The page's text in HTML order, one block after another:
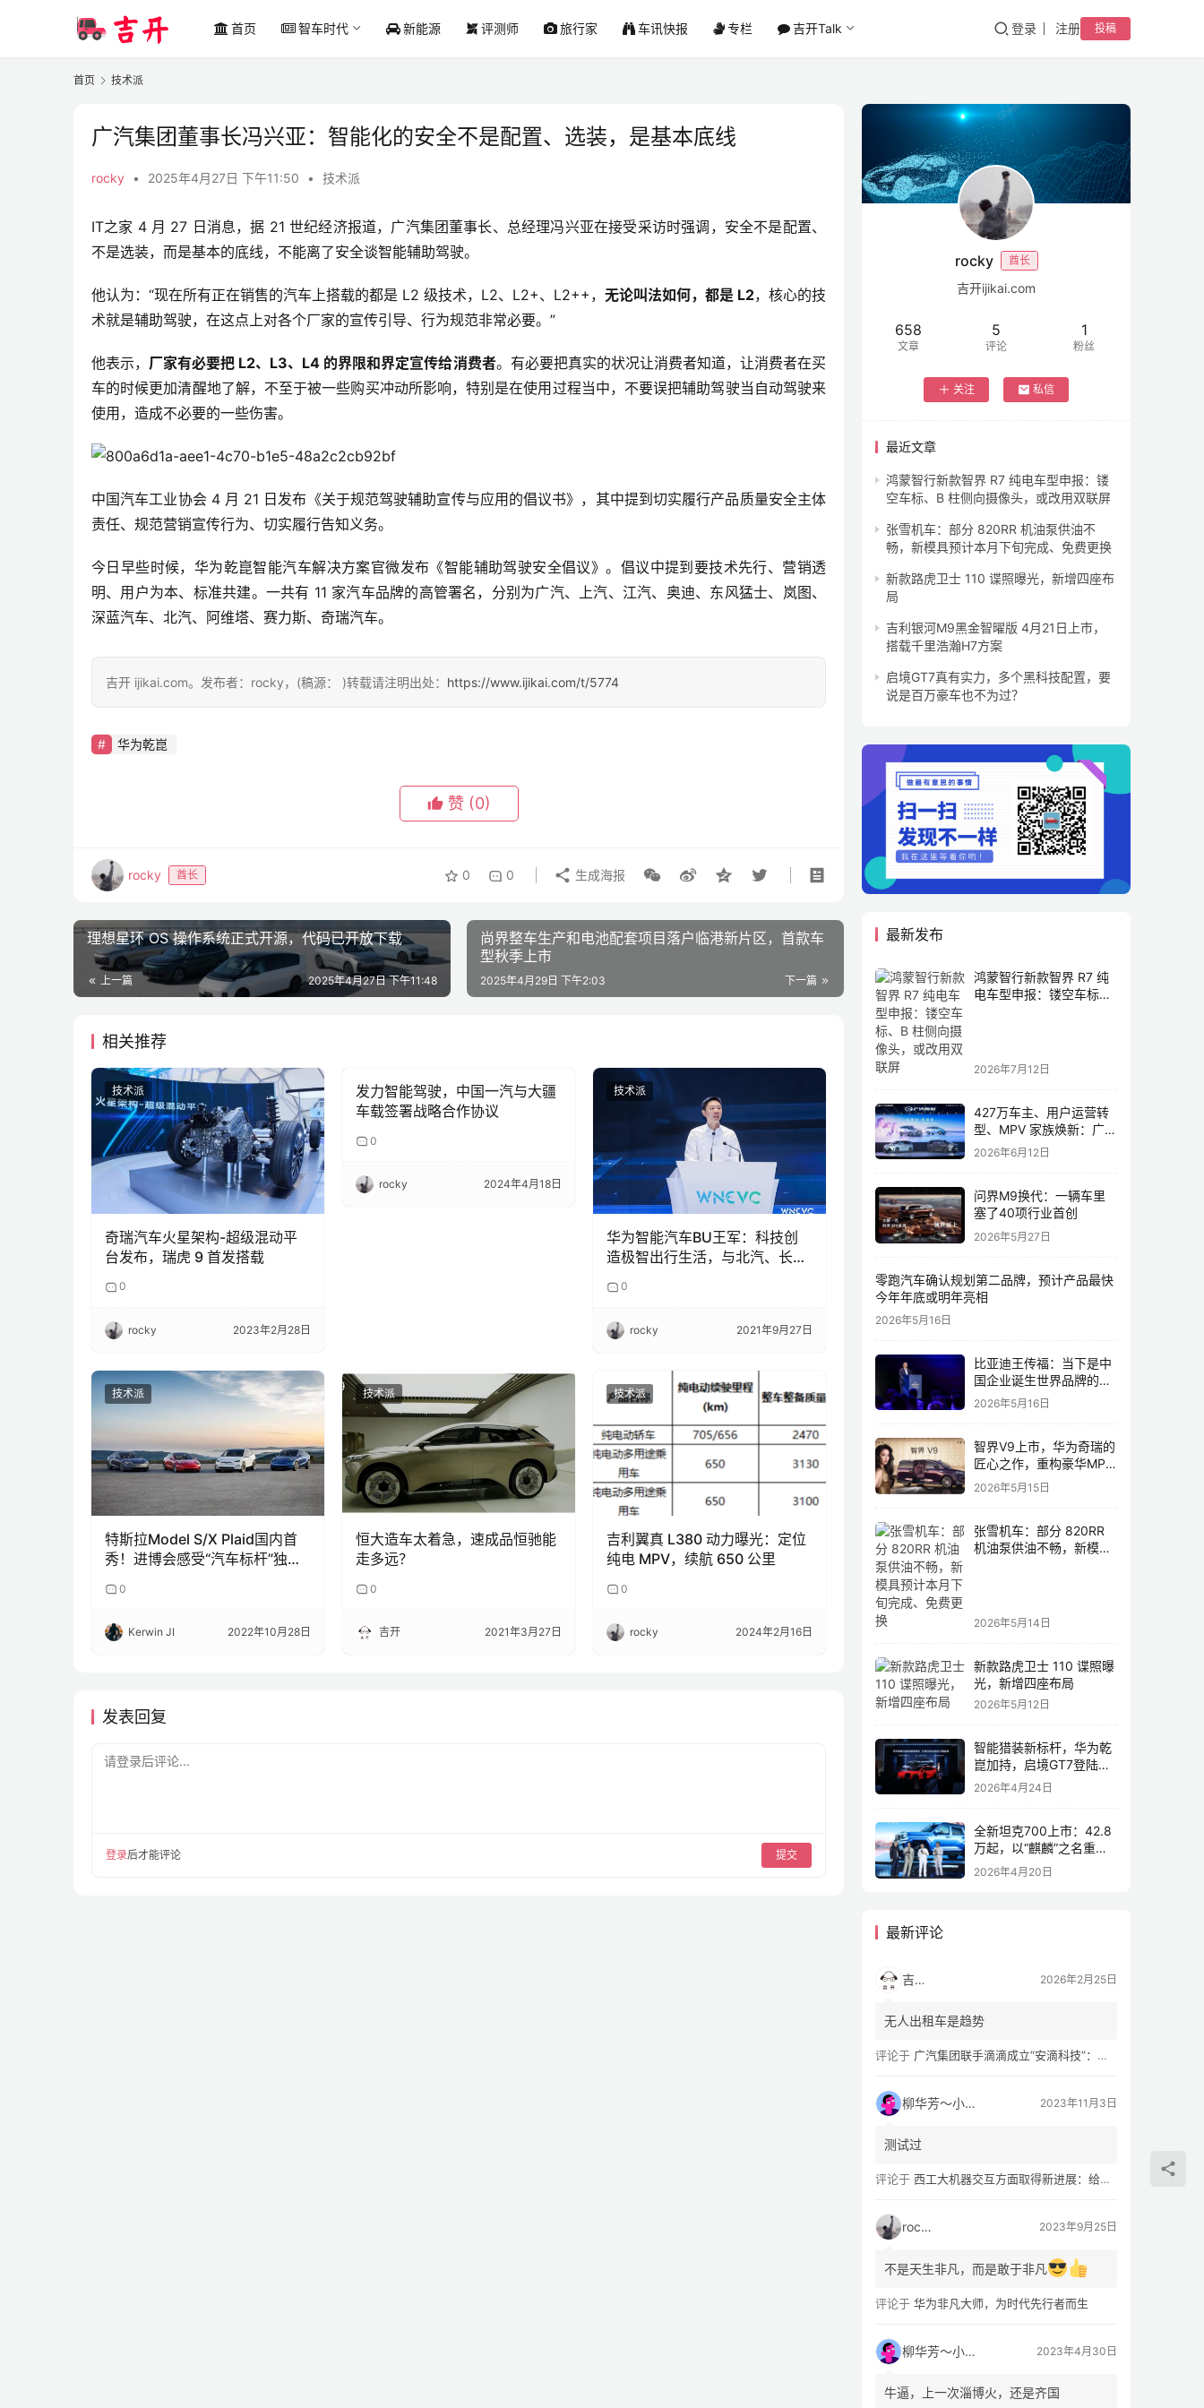
首页 智车时代 新能源 评测师 旅行家 车讯快报 专栏 吉开Talk 登录 注册 投稿
首页 技术派
广汽集团董事长冯兴亚：智能化的安全不是配置、选装，是基本底线
rocky • 2025年4月27日 下午11:50 • 技术派
IT之家 4 月 27 日消息，据 21 世纪经济报道，广汽集团董事长、总经理冯兴亚在接受采访时强调，安全不是配置、
不是选装，而是基本的底线，不能离了安全谈智能辅助驾驶。
他认为：“现在所有正在销售的汽车上搭载的都是 L2 级技术，L2、L2+、L2++， 无论叫法如何，都是 L2，核心的技
术就是辅助驾驶，在这点上对各个厂家的宣传引导、行为规范非常必要。”
他表示， 厂家有必要把 L2、L3、L4 的界限和界定宣传给消费者。有必要把真实的状况让消费者知道，让消费者在买
车的时候更加清醒地了解，不至于被一些购买冲动所影响，特别是在使用过程当中，不要误把辅助驾驶当自动驾驶来
使用，造成不必要的一些伤害。
中国汽车工业协会 4 月 21 日发布《关于规范驾驶辅助宣传与应用的倡议书》，其中提到切实履行产品质量安全主体
责任、规范营销宣传行为、切实履行告知义务。
今日早些时候，华为乾崑智能汽车解决方案官微发布《智能辅助驾驶安全倡议》。倡议中提到要技术先行、营销透
明、用户为本、标准共建。一共有 11 家汽车品牌的高管署名，分别为广汽、上汽、江汽、奥迪、东风猛士、岚图、
深蓝汽车、北汽、阿维塔、赛力斯、奇瑞汽车。
吉开 ijikai.com。发布者：rocky，(稿源： )转载请注明出处： https://www.ijikai.com/t/5774
华为乾崑
赞 (0)
rocky 酋长 0 0 生成海报
理想星环 OS 操作系统正式开源，代码已开放下载
上一篇 2025年4月27日 下午11:48
尚界整车生产和电池配套项目落户临港新片区，首款车
型秋季上市
下一篇
2025年4月29日 下午2:03
相关推荐
技术派
奇瑞汽车火星架构-超级混动平
台发布，瑞虎 9 首发搭载
0
rocky 2023年2月28日
技术派
发力智能驾驶，中国一汽与大疆
车载签署战略合作协议
0
rocky 2024年4月18日
技术派
华为智能汽车BU王军：科技创
造极智出行生活，与北汽、长
栈智能汽车解决方案
0
rocky 2021年9月27日
技术派
特斯拉Model S/X Plaid国内首
秀！进博会感受“汽车标杆”独特
0
Kerwin JI 2022年10月28日
技术派
恒大造车太着急，速成品恒驰能
走多远？
0
吉开 2021年3月27日
技术派
吉利翼真 L380 动力曝光：定位
纯电 MPV，续航 650 公里
0
rocky 2024年2月16日
发表回复
请登录后评论...
登录后才能评论 提交
rocky 酋长
吉开ijikai.com
658
文章
5
评论
1
粉丝
关注 私信
最近文章
鸿蒙智行新款智界 R7 纯电车型申报：镂
空车标、B 柱侧向摄像头，或改用双联屏
张雪机车：部分 820RR 机油泵供油不
畅，新模具预计本月下旬完成、免费更换
新款路虎卫士 110 谍照曝光，新增四座布
局
吉利银河M9黑金智曜版 4月21日上市，
搭载千里浩瀚H7方案
启境GT7真有实力，多个黑科技配置，要
说是百万豪车也不为过？
最新发布
鸿蒙智行新款智界 R7 纯
电车型申报：镂空车标、
2026年7月12日
427万车主、用户运营转
型、MPV 家族焕新：广汽
传祺书写新传奇
2026年6月12日
问界M9换代：一辆车里
塞了40项行业首创
2026年5月27日
零跑汽车确认规划第二品牌，预计产品最快
今年年底或明年亮相
2026年5月16日
比亚迪王传福：当下是中
国企业诞生世界品牌的最
佳历史机遇，尤其是制造
2026年5月16日
智界V9上市，华为奇瑞的
匠心之作，重构豪华MPV
市场格局
2026年5月15日
张雪机车：部分 820RR
机油泵供油不畅，新模具
2026年5月14日
新款路虎卫士 110 谍照曝
光，新增四座布局
2026年5月12日
智能猎装新标杆，华为乾
崑加持，启境GT7登陆
2026北京车展
2026年4月24日
全新坦克700上市：42.8
万起，以“麒麟”之名重塑
全域豪华
2026年4月20日
最新评论
吉开 2026年2月25日
无人出租车是趋势
评论于 广汽集团联手滴滴成立“安滴科技”：加速 L4 级 Robotaxi 量产
柳华芳～小芳侠 2023年11月3日
测试过
评论于 西工大机器交互方面取得新进展：给无人机“装上大脑、建立群聊”
rocky 2023年9月25日
不是天生非凡，而是敢于非凡
评论于 华为非凡大师，为时代先行者而生
柳华芳～小芳侠 2023年4月30日
牛逼，上一次淄博火，还是齐国